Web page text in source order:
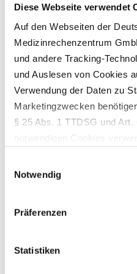
Diese Webseite verwendet
Auf den Webseiten der
Medizinrechenzentrum
und andere Tracking-
und Auslesen von Cookies
Verwendung der Daten zu
Marketingzwecken
§ 25 Abs. 1 TTDSG und
Herstellung der
notwendigen Cookies
lit. a DSGVO). Die
Notwendig
Präferenzen
Statistiken